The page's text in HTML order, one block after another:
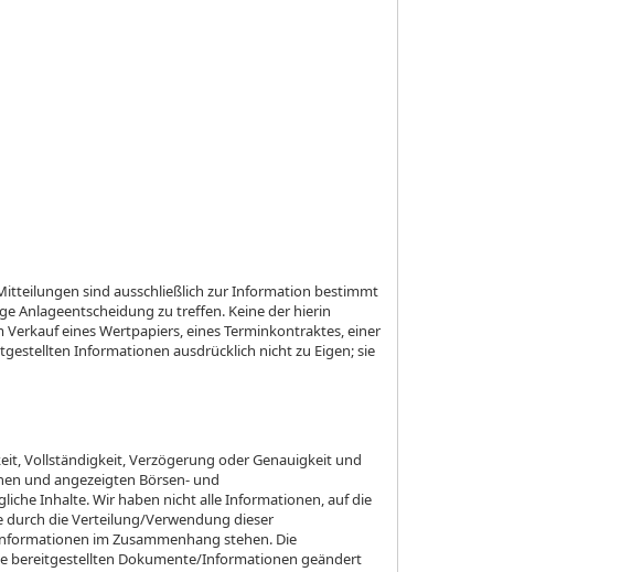
sind ausschließlich zur Information bestimmt
Anlageentscheidung zu treffen. Keine der hierin
eines Wertpapiers, eines Terminkontraktes, einer
Informationen ausdrücklich nicht zu Eigen; sie
Vollständigkeit, Verzögerung oder Genauigkeit und
und angezeigten Börsen- und
Inhalte. Wir haben nicht alle Informationen, auf die
die Verteilung/Verwendung dieser
im Zusammenhang stehen. Die
bereitgestellten Dokumente/Informationen geändert